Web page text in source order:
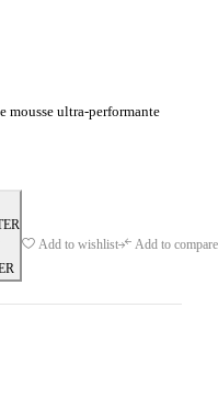
mousse ultra-performante
Add to wishlist Add to compare